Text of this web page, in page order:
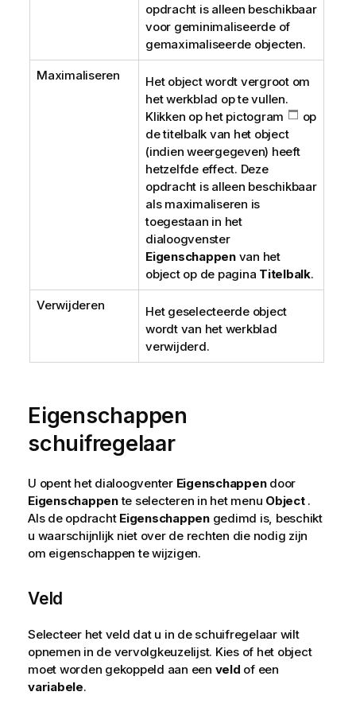
opdracht is alleen beschikbaar
voor geminimaliseerde of
gemaximaliseerde objecten.
Maximaliseren
Het object wordt vergroot om
het werkblad op te vullen.
Klikken op het pictogram
op
de titelbalk van het object
(indien weergegeven) heeft
hetzelfde effect. Deze
opdracht is alleen beschikbaar
als maximaliseren is
toegestaan in het
dialoogvenster
Eigenschappenvan het
object op de pagina Titelbalk.
Verwijderen
Het geselecteerde object
wordt van het werkblad
verwijderd.
Eigenschappen
schuifregelaar
U opent het dialoogventer Eigenschappendoor
Eigenschappente selecteren in het menu Object.
Als de opdracht Eigenschappengedimd is, beschikt
u waarschijnlijk niet over de rechten die nodig zijn
om eigenschappen te wijzigen.
Veld
Selecteer het veld dat u in de schuifregelaar wilt
opnemen in de vervolgkeuzelijst. Kies of het object
moet worden gekoppeld aan een veld of een
variabele.